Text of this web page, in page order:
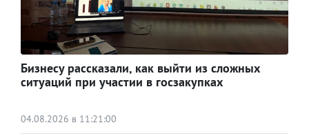
Бизнесу рассказали, как выйти из сложных
ситуаций при участии в госзакупках
04.08.2026 в 11:21:00